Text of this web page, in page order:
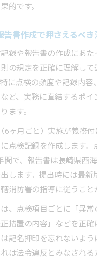
的です。
告書作成で押さえるべ
録や報告書の作成にあ
の規定を正確に理解し
に点検の頻度や記録内容
ど、実務に直結するポイ
ます。
6ヶ月ごと）実施が義務付
点検記録を作成します。
間で、報告書は長崎県西
します。提出時には最新
消防署の指導に従うこと
、点検項目ごとに「異
措置の内容」などを正
記名押印を忘れないよ
は法令違反とみなされ